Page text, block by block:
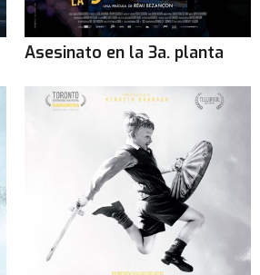
Asesinato en la 3a. planta